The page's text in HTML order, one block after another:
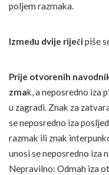
poljem razmaka.
I­zmeđu dvije riječipiše
Prije otvorenih
zmak, a ne­po­sre­dno iza
u zagradi. Znak za
se ne­po­sre­dno iza
razmak ili znak
unosi se ne­po­sre­dno iza
Nepravilno: Odmah iza